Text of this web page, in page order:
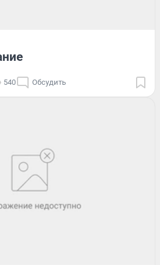
540 Обсудить